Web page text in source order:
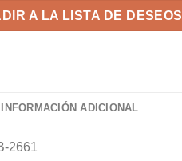
A LA LISTA DE DESEOS
INFORMACIÓN ADICIONAL
2661